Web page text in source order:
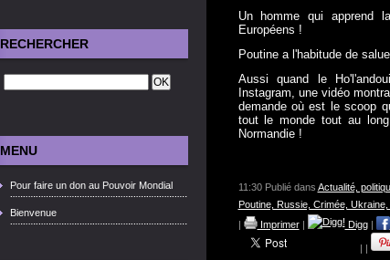
RECHERCHER
MENU
Pour faire un don au Pouvoir Mondial
Bienvenue
Un homme qui apprend
Européens !
Poutine a l'habitude de
Aussi quand le
Instagram, une vidéo
demande où est le scoop
tout le monde tout au
Normandie !
11:30 Publié dans Actualité,
Poutine, Russie, Crimée,
|
Imprimer| Digg|
| |